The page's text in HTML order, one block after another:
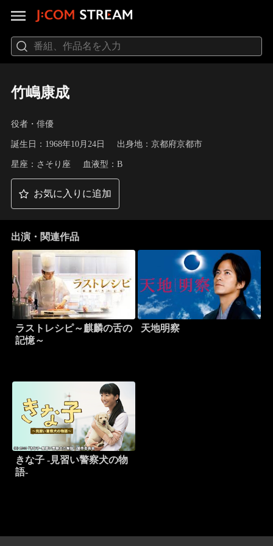
竹嶋康成
役者・俳優
誕生日：1968年10月24日 出身地：京都府京都市
星座：さそり座 血液型：B
お気に入りに追加
出演・関連作品
ラストレシピ～麒麟の舌の
記憶～
天地明察
きな子 -見習い警察犬の物
語-